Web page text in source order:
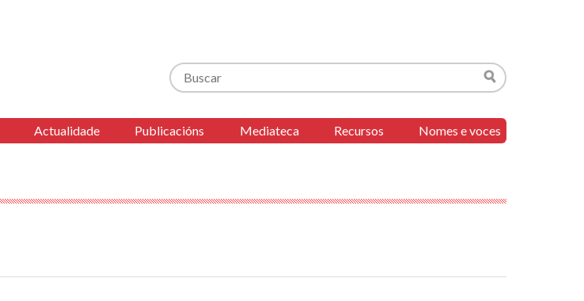
Buscar
Buscar
Actualidade Publicacións Mediateca Recursos Nomes e voces